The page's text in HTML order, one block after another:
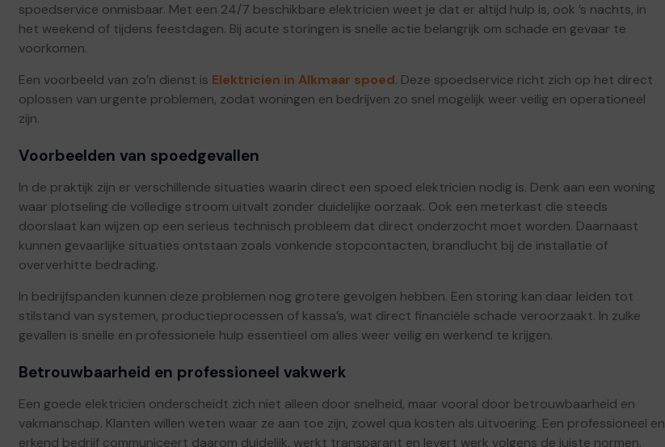
spoedservice onmisbaar. Met een 24/7 beschikbare elektricien weet je dat er altijd hulp is, ook ’s nachts, in
het weekend of tijdens feestdagen. Bij acute storingen is snelle actie belangrijk om schade en gevaar te
voorkomen.
Een voorbeeld van zo’n dienst is Elektricien in Alkmaar spoed. Deze spoedservice richt zich op het direct
oplossen van urgente problemen, zodat woningen en bedrijven zo snel mogelijk weer veilig en operationeel
zijn.
Voorbeelden van spoedgevallen
In de praktijk zijn er verschillende situaties waarin direct een spoed elektricien nodig is. Denk aan een woning
waar plotseling de volledige stroom uitvalt zonder duidelijke oorzaak. Ook een meterkast die steeds
doorslaat kan wijzen op een serieus technisch probleem dat direct onderzocht moet worden. Daarnaast
kunnen gevaarlijke situaties ontstaan zoals vonkende stopcontacten, brandlucht bij de installatie of
oververhitte bedrading.
In bedrijfspanden kunnen deze problemen nog grotere gevolgen hebben. Een storing kan daar leiden tot
stilstand van systemen, productieprocessen of kassa’s, wat direct financiële schade veroorzaakt. In zulke
gevallen is snelle en professionele hulp essentieel om alles weer veilig en werkend te krijgen.
Betrouwbaarheid en professioneel vakwerk
Een goede elektricien onderscheidt zich niet alleen door snelheid, maar vooral door betrouwbaarheid en
vakmanschap. Klanten willen weten waar ze aan toe zijn, zowel qua kosten als uitvoering. Een professioneel en
erkend bedrijf communiceert daarom duidelijk, werkt transparant en levert werk volgens de juiste normen.